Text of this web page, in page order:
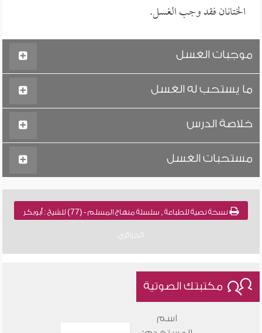
الختانان فقد وجب الغسل.
موجبات الغسل
ما يستحب له الغسل
خلاصة الدرس
مستحبات الغسل
نسخة نصية للطباعة , سلسلة منهاج المسلم - (77) للشيخ : أبوبكر
الجزائري
مكتبتك الصوتية
اسم